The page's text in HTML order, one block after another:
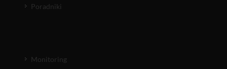
Poradniki
Monitoring